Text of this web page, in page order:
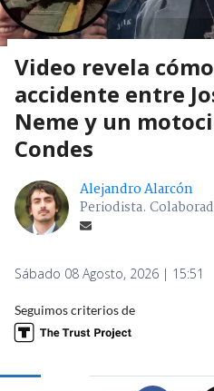
Video revela
accidente entre
Neme y un
Condes
Alejandro Alarcón
Periodista.
Sábado 08 Agosto, 2026 | 15:51
Seguimos criterios de